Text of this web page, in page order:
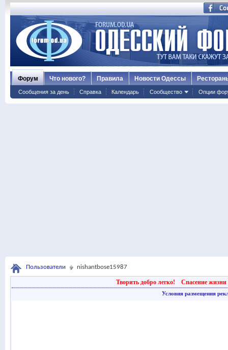
Форум
Сообщения за день Справка Календарь Сообщество Опции
Что нового? Правила Новости Одессы
Пользователи nishantbose15987
Творить добро легко! Спасение жизни
Условия размещения